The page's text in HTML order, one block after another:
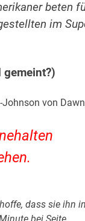
beten
im
von
dass sie ihn